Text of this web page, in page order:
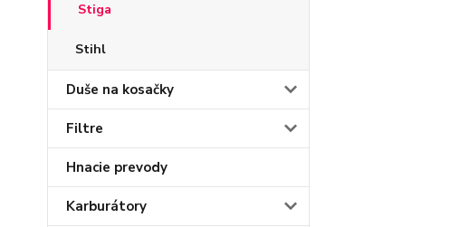
Stiga
Stihl
Duše na kosačky
Filtre
Hnacie prevody
Karburátory